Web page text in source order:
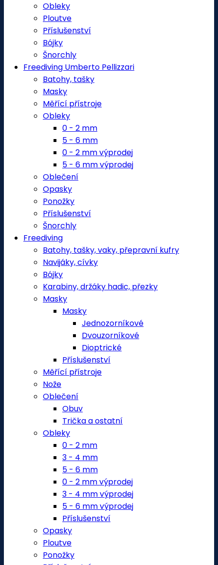
Obleky
Ploutve
Příslušenství
Bójky
Šnorchly
Freediving Umberto Pellizzari
Batohy, tašky
Masky
Měřící přístroje
Obleky
0 - 2 mm
5 - 6 mm
0 - 2 mm výprodej
5 - 6 mm výprodej
Oblečení
Opasky
Ponožky
Příslušenství
Šnorchly
Freediving
Batohy, tašky, vaky, přepravní kufry
Navijáky, cívky
Bójky
Karabiny, držáky hadic, přezky
Masky
Masky
Jednozorníkové
Dvouzorníkové
Dioptrické
Příslušenství
Měřící přístroje
Nože
Oblečení
Obuv
Trička a ostatní
Obleky
0 - 2 mm
3 - 4 mm
5 - 6 mm
0 - 2 mm výprodej
3 - 4 mm výprodej
5 - 6 mm výprodej
Příslušenství
Opasky
Ploutve
Ponožky